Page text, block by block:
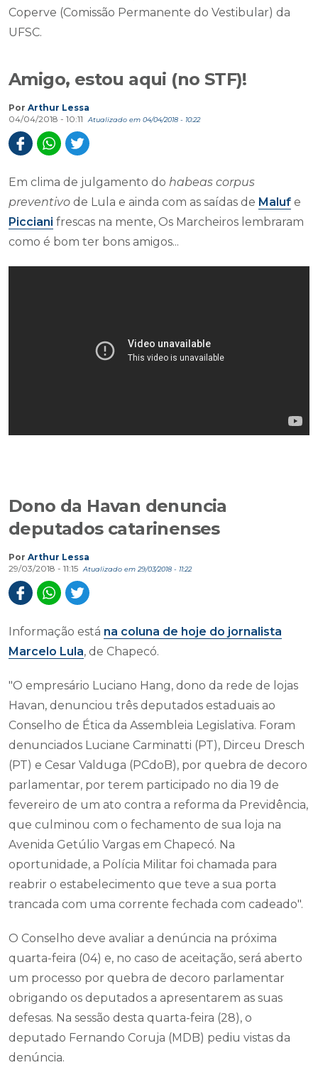
Coperve (Comissão Permanente do Vestibular) da
UFSC.
Amigo, estou aqui (no STF)!
Por Arthur Lessa
04/04/2018 - 10:11
Atualizado em 04/04/2018 - 10:22
Em clima de julgamento do habeas corpus
preventivo de Lula e ainda com as saídas de Maluf e
Picciani frescas na mente, Os Marcheiros lembraram
como é bom ter bons amigos...
Dono da Havan denuncia
deputados catarinenses
Por Arthur Lessa
29/03/2018 - 11:15
Atualizado em 29/03/2018 - 11:22
Informação está na coluna de hoje do jornalista
Marcelo Lula, de Chapecó.
"O empresário Luciano Hang, dono da rede de lojas
Havan, denunciou três deputados estaduais ao
Conselho de Ética da Assembleia Legislativa. Foram
denunciados Luciane Carminatti (PT), Dirceu Dresch
(PT) e Cesar Valduga (PCdoB), por quebra de decoro
parlamentar, por terem participado no dia 19 de
fevereiro de um ato contra a reforma da Previdência,
que culminou com o fechamento de sua loja na
Avenida Getúlio Vargas em Chapecó. Na
oportunidade, a Polícia Militar foi chamada para
reabrir o estabelecimento que teve a sua porta
trancada com uma corrente fechada com cadeado".
O Conselho deve avaliar a denúncia na próxima
quarta-feira (04) e, no caso de aceitação, será aberto
um processo por quebra de decoro parlamentar
obrigando os deputados a apresentarem as suas
defesas. Na sessão desta quarta-feira (28), o
deputado Fernando Coruja (MDB) pediu vistas da
denúncia.